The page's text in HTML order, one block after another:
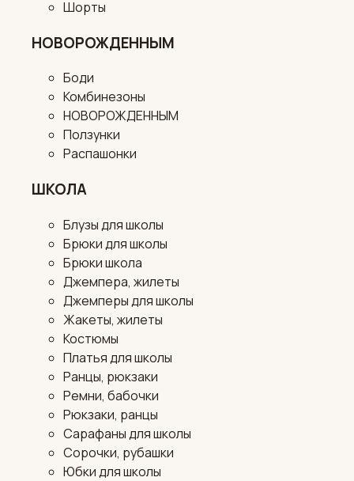
Шорты
НОВОРОЖДЕННЫМ
Боди
Комбинезоны
НОВОРОЖДЕННЫМ
Ползунки
Распашонки
ШКОЛА
Блузы для школы
Брюки для школы
Брюки школа
Джемпера, жилеты
Джемперы для школы
Жакеты, жилеты
Костюмы
Платья для школы
Ранцы, рюкзаки
Ремни, бабочки
Рюкзаки, ранцы
Сарафаны для школы
Сорочки, рубашки
Юбки для школы